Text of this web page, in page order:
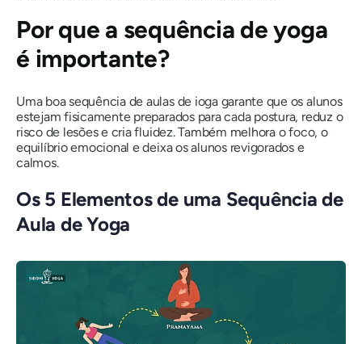
Por que a sequência de yoga
é importante?
Uma boa sequência de aulas de ioga garante que os alunos
estejam fisicamente preparados para cada postura, reduz o
risco de lesões e cria fluidez. Também melhora o foco, o
equilíbrio emocional e deixa os alunos revigorados e
calmos.
Os 5 Elementos de uma Sequência de
Aula de Yoga